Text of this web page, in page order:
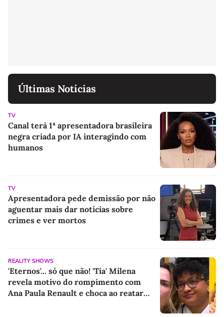
Últimas Notícias
TV
Canal terá 1ª apresentadora brasileira
negra criada por IA interagindo com
humanos
TV
Apresentadora pede demissão por não
aguentar mais dar notícias sobre
crimes e ver mortos
REALITY SHOWS
'Eternos'... só que não! 'Tia' Milena
revela motivo do rompimento com
Ana Paula Renault e choca ao reatar